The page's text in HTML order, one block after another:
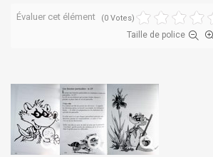
Évaluer cet élément (0 Votes)
Taille de police